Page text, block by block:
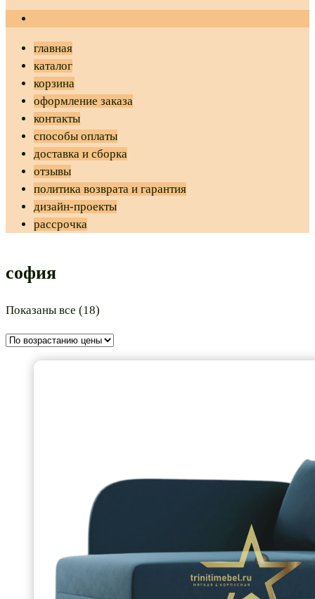
главная
каталог
корзина
оформление заказа
контакты
способы оплаты
доставка и сборка
отзывы
политика возврата и гарантия
дизайн-проекты
рассрочка
софия
Показаны все (18)
возрастанию